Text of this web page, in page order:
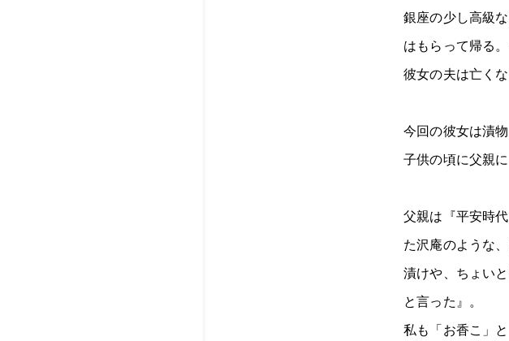
銀座の少し高級
はもらって帰る
彼女の夫は亡く
今回の彼女は漬
子供の頃に父親
父親は『平安時
た沢庵のような
漬けや、ちょい
と言った』。
私も「お香こ」